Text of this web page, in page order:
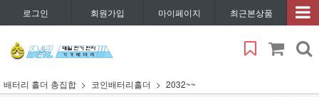
로그인 회원가입 마이페이지 최근본상품
배터리 홀더 총집합 코인배터리홀더 2032~~